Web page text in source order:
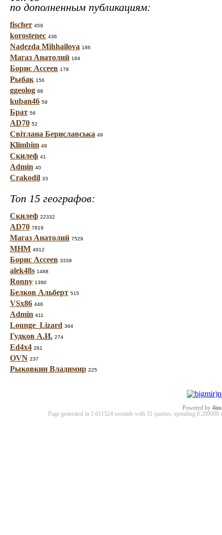
по дополненным публикациям:
fischer 459
korostenec 436
Nadezda Mihhailova 186
Магаз Анатолий 184
Борис Ассеев 178
Рыбак 156
ggeolog 88
kuban46 59
Брат 56
AD70 52
Світлана Бериславська 49
Klimbim 48
Скилеф 41
Admin 40
Crakodil 33
Топ 15 географов:
Скилеф 22332
AD70 7819
Магаз Анатолий 7529
МНМ 4912
Борис Ассеев 3339
alek48s 1488
Ronny 1390
Белков Альберт 515
VSx86 446
Admin 411
Lounge_Lizard 364
Гудков А.И. 274
Ed4x4 261
OVN 237
Рыковкин Владимир 225
Powered by
Page generated in 1.611524 seconds with 31 queries, spending